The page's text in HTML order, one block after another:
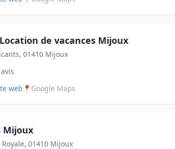
de vacances Mijoux
01410 Mijoux
web 📍 Google Maps
Mijoux
Royale, 01410 Mijoux